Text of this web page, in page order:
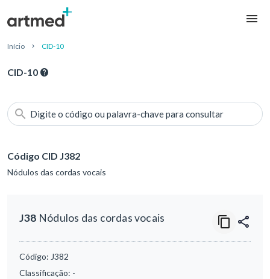
Início CID-10
CID-10
Digite o código ou palavra-chave para consultar
Código CID J382
Nódulos das cordas vocais
J38 Nódulos das cordas vocais
Código: J382
Classificação: -